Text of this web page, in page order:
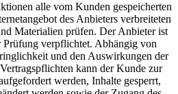
alle vom Kunden gespeicherten
des Anbieters verbreiteten
Materialien prüfen. Der Anbieter ist
Prüfung verpflichtet. Abhängig von
und den Auswirkungen der
kann der Kunde zur
werden, Inhalte gesperrt,